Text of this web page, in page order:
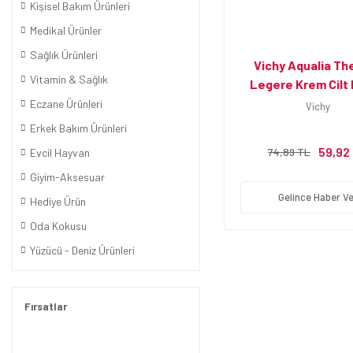
Kişisel Bakım Ürünleri
Medikal Ürünler
Sağlık Ürünleri
Vitamin & Sağlık
Eczane Ürünleri
Erkek Bakım Ürünleri
Evcil Hayvan
Giyim-Aksesuar
Hediye Ürün
Oda Kokusu
Yüzücü - Deniz Ürünleri
Fırsatlar
Vichy Aqualia
Legere Krem Cilt
Festivali Seti
Vichy
74,89 TL 59,92
Gelince Haber